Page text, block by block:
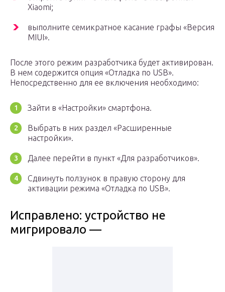
Xiaomi;
выполните семикратное касание графы «Версия
MIUI».
После этого режим разработчика будет активирован.
В нем содержится опция «Отладка по USB».
Непосредственно для ее включения необходимо:
Зайти в «Настройки» смартфона.
Выбрать в них раздел «Расширенные
настройки».
Далее перейти в пункт «Для разработчиков».
Сдвинуть ползунок в правую сторону для
активации режима «Отладка по USB».
Исправлено: устройство не
мигрировало —